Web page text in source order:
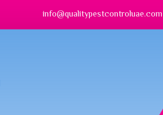
info@qualitypestcontroluae.com